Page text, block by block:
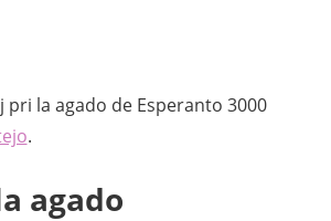
la agado de Esperanto 3000
.
agado